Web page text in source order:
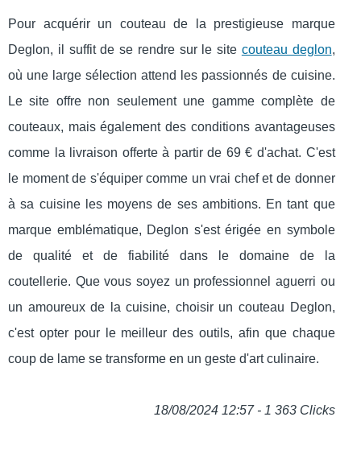
Pour acquérir un couteau de la prestigieuse marque
Deglon, il suffit de se rendre sur le site couteau deglon,
où une large sélection attend les passionnés de cuisine.
Le site offre non seulement une gamme complète de
couteaux, mais également des conditions avantageuses
comme la livraison offerte à partir de 69 € d'achat. C'est
le moment de s'équiper comme un vrai chef et de donner
à sa cuisine les moyens de ses ambitions. En tant que
marque emblématique, Deglon s'est érigée en symbole
de qualité et de fiabilité dans le domaine de la
coutellerie. Que vous soyez un professionnel aguerri ou
un amoureux de la cuisine, choisir un couteau Deglon,
c'est opter pour le meilleur des outils, afin que chaque
coup de lame se transforme en un geste d'art culinaire.
18/08/2024 12:57 - 1 363 Clicks